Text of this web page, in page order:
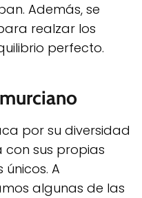
Además, se
realzar los
perfecto.
por su diversidad
sus propias
A
algunas de las